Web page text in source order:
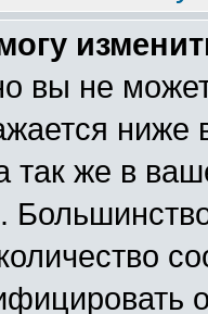
вы не
так же в